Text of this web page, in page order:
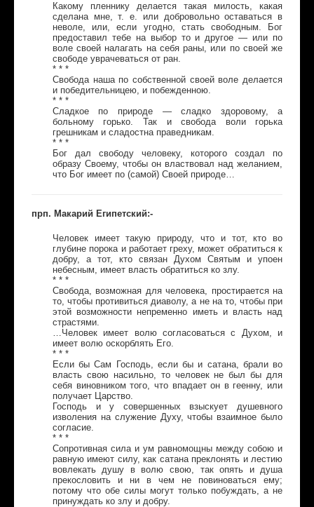
Какому пленнику делается такая милость, какая
сделана мне, т. е. или добровольно оставаться в
неволе, или, если угодно, стать свободным. Бог
предоставил тебе на выбор то и другое — или по
воле своей налагать на себя раны, или по своей же
свободе уврачеваться от ран.
* * *
Свобода наша по собственной своей воле делается
и победительницею, и побежденною.
* * *
Сладкое по природе — сладко здоровому, а
больному горько. Так и свобода воли горька
грешникам и сладостна праведникам.
* * *
Бог дал свободу человеку, которого создал по
образу Своему, чтобы он властвовал над желанием,
что Бог имеет по (самой) Своей природе…
прп. Макарий Египетский:-
Человек имеет такую природу, что и тот, кто во
глубине порока и работает греху, может обратиться к
добру, а тот, кто связан Духом Святым и упоен
небесным, имеет власть обратиться ко злу.
* * *
Свобода, возможная для человека, простирается на
то, чтобы противиться диаволу, а не на то, чтобы при
этой возможности непременно иметь и власть над
страстями.
…Человек имеет волю согласоваться с Духом, и
имеет волю оскорблять Его.
* * *
Если бы Сам Господь, если бы и сатана, брали во
власть свою насильно, то человек не был бы для
себя виновником того, что впадает он в геенну, или
получает Царство.
Господь и у совершенных взыскует душевного
изволения на служение Духу, чтобы взаимное было
согласие.
* * *
Сопротивная сила и ум равномощны между собою и
равную имеют силу, как сатана преклонять и лестию
вовлекать душу в волю свою, так опять и душа
прекословить и ни в чем не повиноваться ему;
потому что обе силы могут только побуждать, а не
принуждать ко злу и добру.